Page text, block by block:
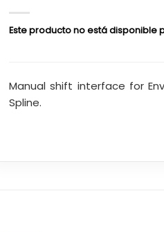
Este producto no está disponible
Manual shift interface for
Spline.